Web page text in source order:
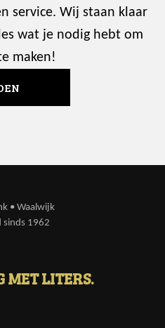
service. Wij staan klaar
wat je nodig hebt om
maken!
• Waalwijk
sinds 1962
MET LITERS.